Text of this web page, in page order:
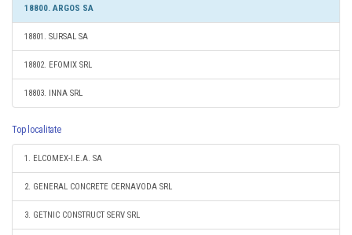
18800. ARGOS SA
18801. SURSAL SA
18802. EFOMIX SRL
18803. INNA SRL
Top localitate
1. ELCOMEX-I.E.A. SA
2. GENERAL CONCRETE CERNAVODA SRL
3. GETNIC CONSTRUCT SERV SRL